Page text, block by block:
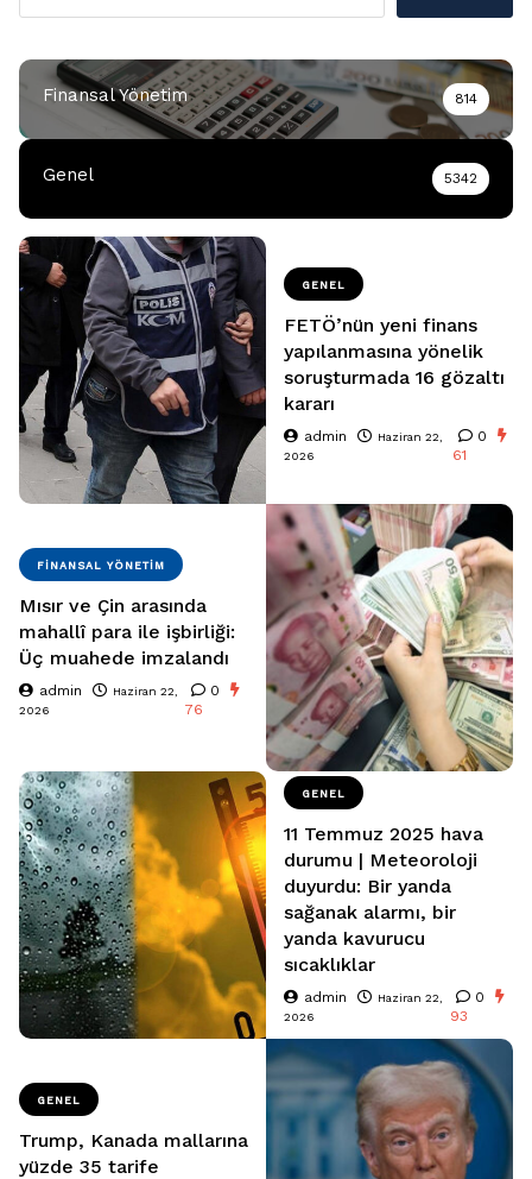
Finansal Yönetim 814
Genel 5342
GENEL
FETÖ’nün yeni finans
yapılanmasına yönelik
soruşturmada 16 gözaltı
kararı
admin
Haziran 22,
2026
0
61
FINANSAL YÖNETIM
Mısır ve Çin arasında
mahallî para ile işbirliği:
Üç muahede imzalandı
admin
Haziran 22,
2026
0
76
GENEL
11 Temmuz 2025 hava
durumu | Meteoroloji
duyurdu: Bir yanda
sağanak alarmı, bir
yanda kavurucu
sıcaklıklar
admin
Haziran 22,
2026
0
93
GENEL
Trump, Kanada mallarına
yüzde 35 tarife